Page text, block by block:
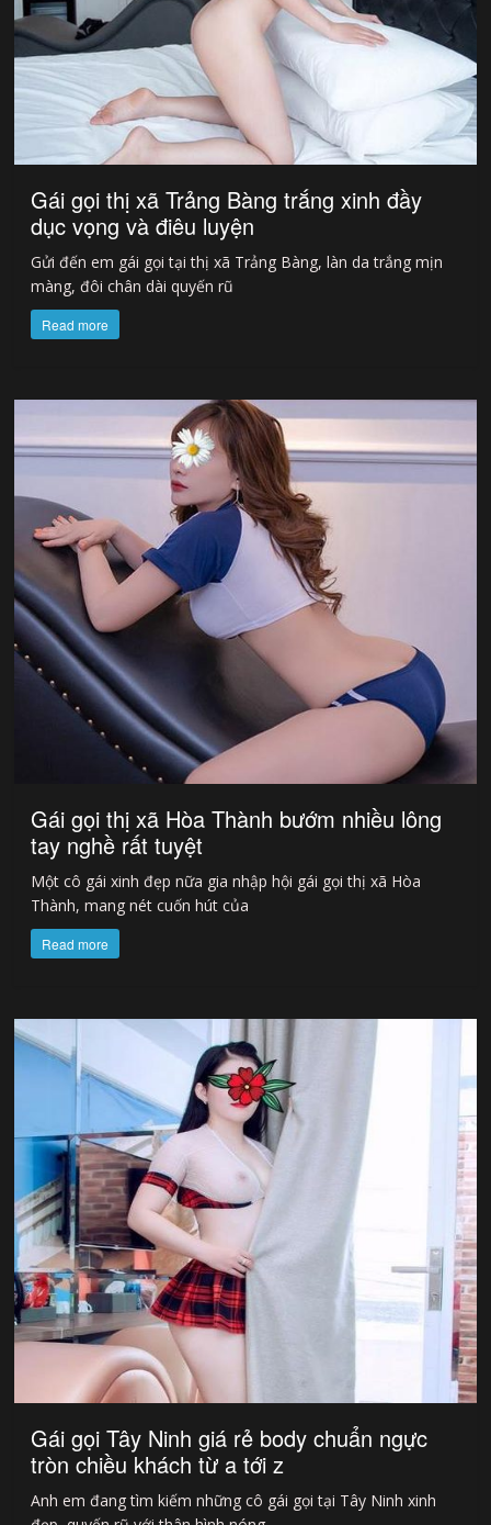
Gái gọi thị xã Trảng Bàng trắng xinh đầy
dục vọng và điêu luyện
Gửi đến em gái gọi tại thị xã Trảng Bàng, làn da trắng mịn
màng, đôi chân dài quyến rũ
Read more
Gái gọi thị xã Hòa Thành bướm nhiều lông
tay nghề rất tuyệt
Một cô gái xinh đẹp nữa gia nhập hội gái gọi thị xã Hòa
Thành, mang nét cuốn hút của
Read more
Gái gọi Tây Ninh giá rẻ body chuẩn ngực
tròn chiều khách từ a tới z
Anh em đang tìm kiếm những cô gái gọi tại Tây Ninh xinh